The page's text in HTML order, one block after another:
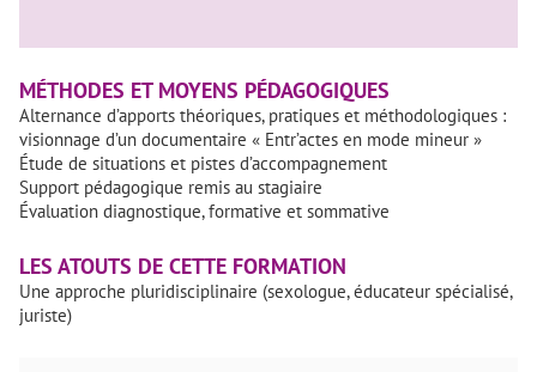
MÉTHODES ET MOYENS PÉDAGOGIQUES
Alternance d’apports théoriques, pratiques et méthodologiques :
visionnage d’un documentaire « Entr’actes en mode mineur »
Étude de situations et pistes d’accompagnement
Support pédagogique remis au stagiaire
Évaluation diagnostique, formative et sommative
LES ATOUTS DE CETTE FORMATION
Une approche pluridisciplinaire (sexologue, éducateur spécialisé,
juriste)